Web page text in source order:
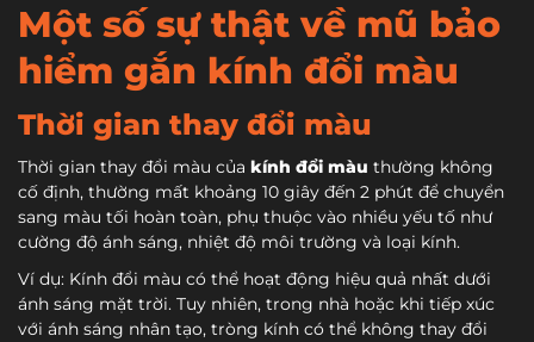
Một số sự thật về mũ bảo
hiểm gắn kính đổi màu
Thời gian thay đổi màu
Thời gian thay đổi màu của kính đổi màu thường không
cố định, thường mất khoảng 10 giây đến 2 phút để chuyển
sang màu tối hoàn toàn, phụ thuộc vào nhiều yếu tố như
cường độ ánh sáng, nhiệt độ môi trường và loại kính.
Ví dụ: Kính đổi màu có thể hoạt động hiệu quả nhất dưới
ánh sáng mặt trời. Tuy nhiên, trong nhà hoặc khi tiếp xúc
với ánh sáng nhân tạo, tròng kính có thể không thay đổi